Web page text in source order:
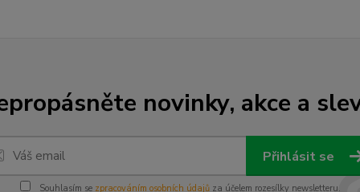
novinky, akce a
Přihlásit se
Souhlasím se zpracováním osobních údajůza účelem rozesílky newsletteru.